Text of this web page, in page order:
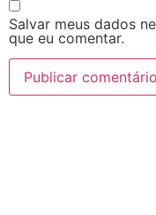
Salvar meus dados
que eu comentar.